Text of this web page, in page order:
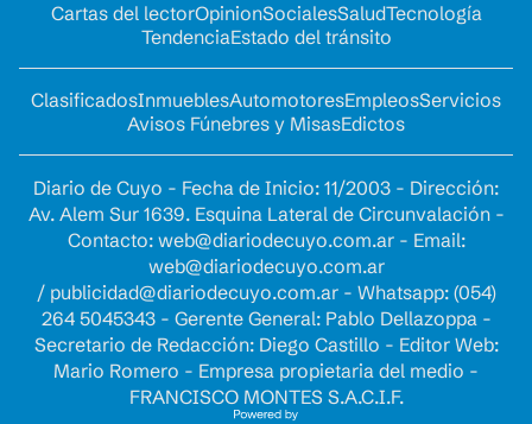
Cartas del lectorOpinionSocialesSaludTecnología
TendenciaEstado del tránsito
ClasificadosInmueblesAutomotoresEmpleosServicios
Avisos Fúnebres y MisasEdictos
Diario de Cuyo - Fecha de Inicio: 11/2003 - Dirección:
Av. Alem Sur 1639. Esquina Lateral de Circunvalación -
Contacto: web@diariodecuyo.com.ar- Email:
web@diariodecuyo.com.ar
/ publicidad@diariodecuyo.com.ar- Whatsapp: (054)
264 5045343 - Gerente General: Pablo Dellazoppa -
Secretario de Redacción: Diego Castillo - Editor Web:
Mario Romero - Empresa propietaria del medio -
FRANCISCO MONTES S.A.C.I.F.